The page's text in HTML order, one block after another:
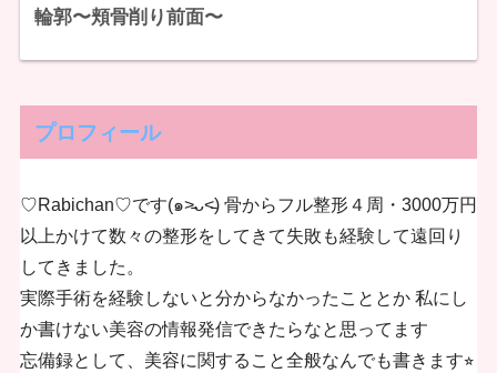
輪郭〜頬骨削り前面〜
プロフィール
♡Rabichan♡です(๑˃̵ᴗ˂̵) 骨からフル整形４周・3000万円
以上かけて数々の整形をしてきて失敗も経験して遠回り
してきました。
実際手術を経験しないと分からなかったこととか 私にし
か書けない美容の情報発信できたらなと思ってます
忘備録として、美容に関すること全般なんでも書きます⭐︎